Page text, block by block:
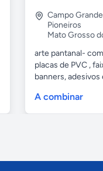
Campo Grande
Pioneiros
Mato Grosso
arte pantanal-
placas de PVC ,
banners, adesivos
A combinar